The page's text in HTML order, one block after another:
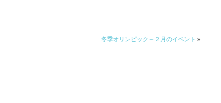
冬季オリンピック～２月のイベント »